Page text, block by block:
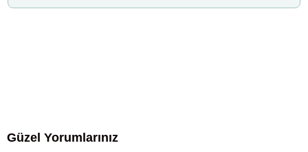
Güzel Yorumlarınız